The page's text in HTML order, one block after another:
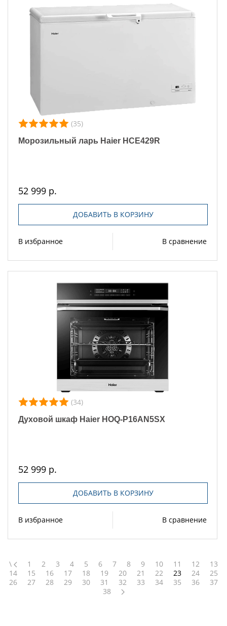
(35)
Морозильный ларь Haier HCE429R
52 999 р.
ДОБАВИТЬ В КОРЗИНУ
В избранное В сравнение
(34)
Духовой шкаф Haier HOQ-P16AN5SX
52 999 р.
ДОБАВИТЬ В КОРЗИНУ
В избранное В сравнение
\ 1 2 3 4 5 6 7 8 9 10 11 12
13
14
15 16 17 18 19 20 21 22 23 24
25
26
27 28 29 30 31 32 33 34 35 36
37
38